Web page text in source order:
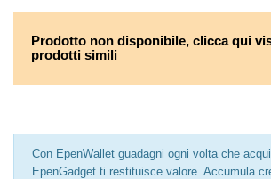
Prodotto non disponibile, clicca qui
prodotti simili
Con EpenWallet guadagni ogni volta che
EpenGadget ti restituisce valore. Accumula